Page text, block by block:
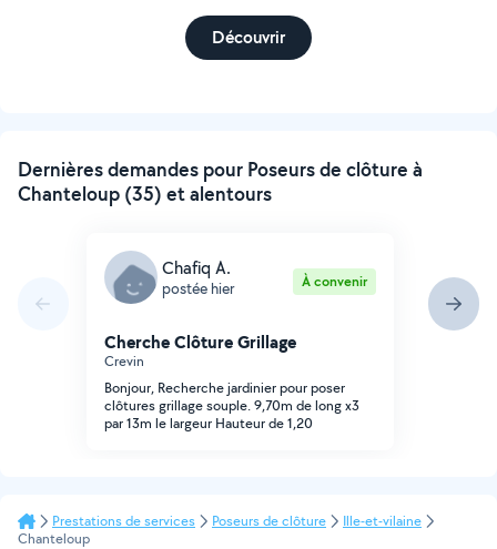
Découvrir
Dernières demandes pour Poseurs de clôture à
Chanteloup (35) et alentours
Chafiq A.
postée hier À convenir
Cherche Clôture Grillage
Crevin
Bonjour, Recherche jardinier pour poser
clôtures grillage souple. 9,70m de long x3
par 13m le largeur Hauteur de 1,20
Prestations de services Poseurs de clôture
Ille-et-vilaine
Chanteloup